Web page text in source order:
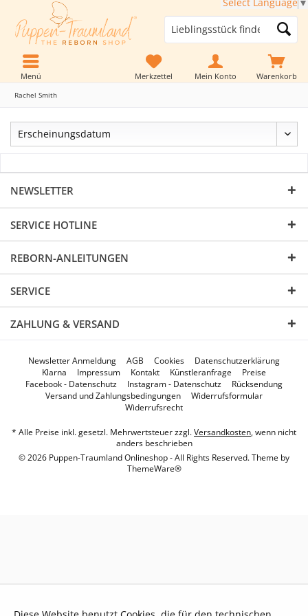
Warenkorb
Merkzettel Mein Konto
Menü
Rachel Smith
NEWSLETTER
SERVICE HOTLINE
REBORN-ANLEITUNGEN
SERVICE
ZAHLUNG & VERSAND
Newsletter Anmeldung AGB Cookies
Datenschutzerklärung
Klarna
Impressum Kontakt Künstleranfrage
Preise
Facebook - Datenschutz
Instagram - Datenschutz
Rücksendung
Versand und Zahlungsbedingungen
Widerrufsformular
Widerrufsrecht
* Alle Preise inkl. gesetzl. Mehrwertsteuer zzgl.Versandkosten, wenn nicht
anders beschrieben
© 2026 Puppen-Traumland Onlineshop - All Rights Reserved. Theme by
ThemeWare®